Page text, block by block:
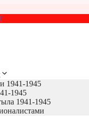
1941-1945
1945
1941-1945